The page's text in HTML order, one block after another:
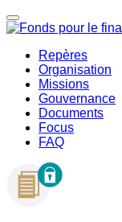
Repères
Organisation
Missions
Gouvernance
Documents
Focus
FAQ